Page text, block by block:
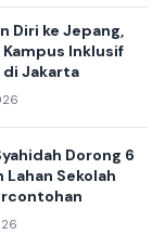
Diri ke Jepang,
Inklusif
di Jakarta
Dorong 6
Sekolah